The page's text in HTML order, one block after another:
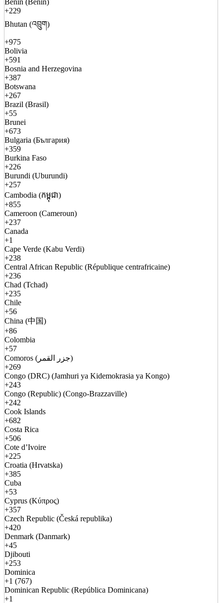
Benin (Bénin)
+229
Bhutan (འབྲུག)
+975
Bolivia
+591
Bosnia and Herzegovina
+387
Botswana
+267
Brazil (Brasil)
+55
Brunei
+673
Bulgaria (България)
+359
Burkina Faso
+226
Burundi (Uburundi)
+257
Cambodia (កម្ពុជា)
+855
Cameroon (Cameroun)
+237
Canada
+1
Cape Verde (Kabu Verdi)
+238
Central African Republic (République centrafricaine)
+236
Chad (Tchad)
+235
Chile
+56
China (中国)
+86
Colombia
+57
Comoros (جزر القمر)
+269
Congo (DRC) (Jamhuri ya Kidemokrasia ya Kongo)
+243
Congo (Republic) (Congo-Brazzaville)
+242
Cook Islands
+682
Costa Rica
+506
Cote d’Ivoire
+225
Croatia (Hrvatska)
+385
Cuba
+53
Cyprus (Κύπρος)
+357
Czech Republic (Česká republika)
+420
Denmark (Danmark)
+45
Djibouti
+253
Dominica
+1 (767)
Dominican Republic (República Dominicana)
+1